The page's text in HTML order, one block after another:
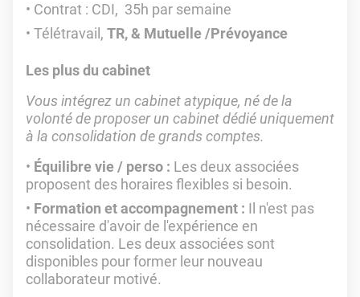
Contrat : CDI, 35h par semaine
Télétravail, TR, & Mutuelle /Prévoyance
Les plus du cabinet
Vous intégrez un cabinet atypique, né de la
volonté de proposer un cabinet dédié uniquement
à la consolidation de grands comptes.
Équilibre vie / perso : Les deux associées
proposent des horaires flexibles si besoin.
Formation et accompagnement : Il n'est pas
nécessaire d'avoir de l'expérience en
consolidation. Les deux associées sont
disponibles pour former leur nouveau
collaborateur motivé.